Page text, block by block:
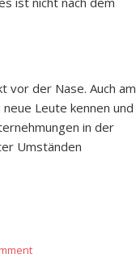
vor der Nase. Auch am
Leute kennen und
in der
Umständen